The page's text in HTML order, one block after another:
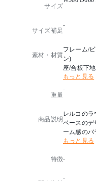
サイズ
サイズ補足
-
素材・材質
フレーム/
ン)
座/合板下
ーム積層
もっと見る
重量
-
商品説明
レルコのラ
ベースのデ
ーム感のバ
ゆったりと
アームレス
もっと見る
特徴-
-